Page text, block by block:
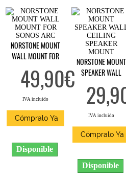
NORSTONE MOUNT
WALL MOUNT FOR
49,90€
IVA incluido
Cómpralo Ya
Disponible
NORSTONE MOUNT
SPEAKER WALL
MOUNT
IVA incluido
Cómpralo Ya
Disponible